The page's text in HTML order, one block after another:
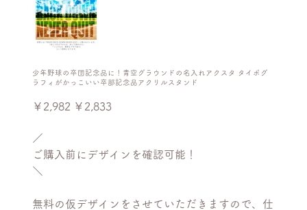
少年野球の卒団記念品に！青空グラウンドの名入れアクスタ タイポグ
ラフィがかっこいい卒部記念品アクリルスタンド
の
￥2,982
ー
￥2,833
／
ご購入前にデザインを確認可能！
＼
無料の仮デザインをさせていただきますので、仕